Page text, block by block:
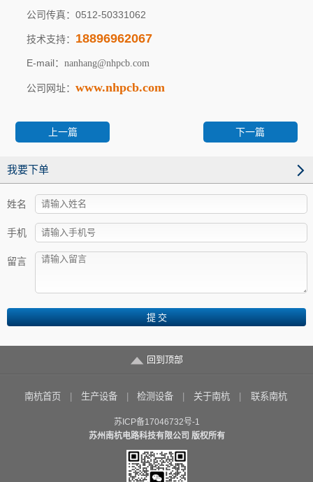
公司传真：0512-50331062
技术支持： 18896962067
E-mail： nanhang@nhpcb.com
公司网址： www.nhpcb.com
下一篇
上一篇
我要下单
姓名
手机
留言
回到顶部
南杭首页 生产设备 检测设备 关于南杭 联系南杭
苏ICP备17046732号-1
苏州南杭电路科技有限公司 版权所有